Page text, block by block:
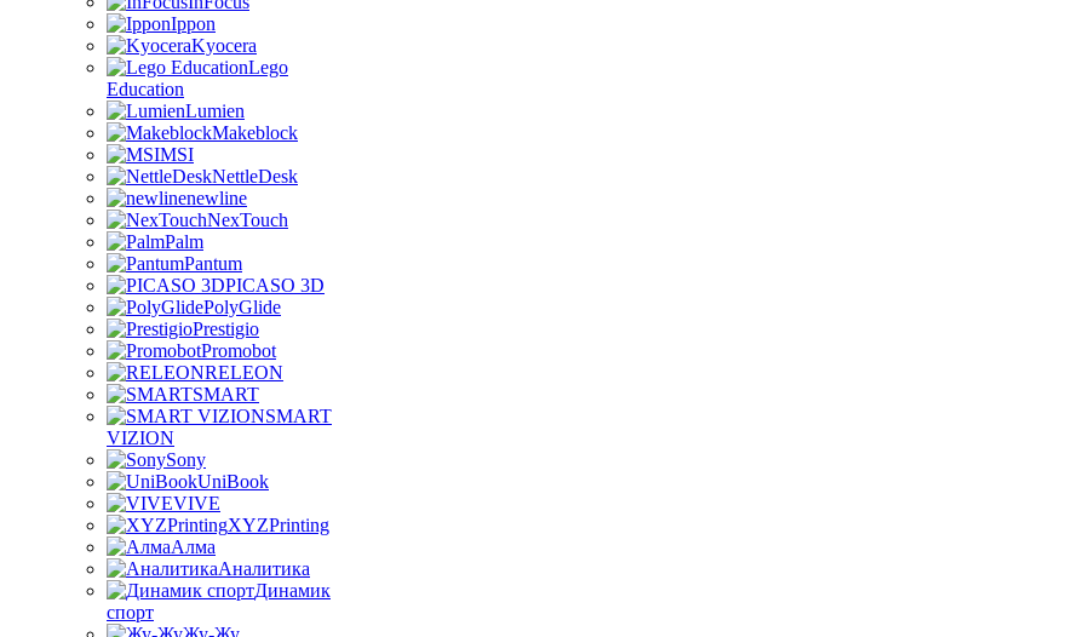
Ippon
Kyocera
Lego
Education
Lumien
Makeblock
MSI
NettleDesk
newline
NexTouch
Palm
Pantum
PICASO 3D
PolyGlide
Prestigio
Promobot
RELEON
SMART
SMART
VIZION
Sony
UniBook
VIVE
XYZPrinting
Алма
Аналитика
Динамик
спорт